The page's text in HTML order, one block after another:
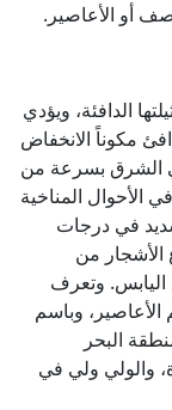
أو الأعاصير.
الدافئة، ويؤدي
مكوناً الانخفاض
الشرق بسرعة من
الأحوال المناخية
في درجات
الأشجار من
اليابس. وتعرف
وباسم
البحر
والولي ولي في